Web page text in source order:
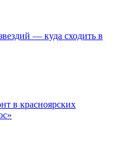
— куда сходить в
в красноярских